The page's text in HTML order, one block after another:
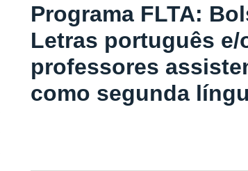
Programa FLTA:
Letras português
professores
como segunda